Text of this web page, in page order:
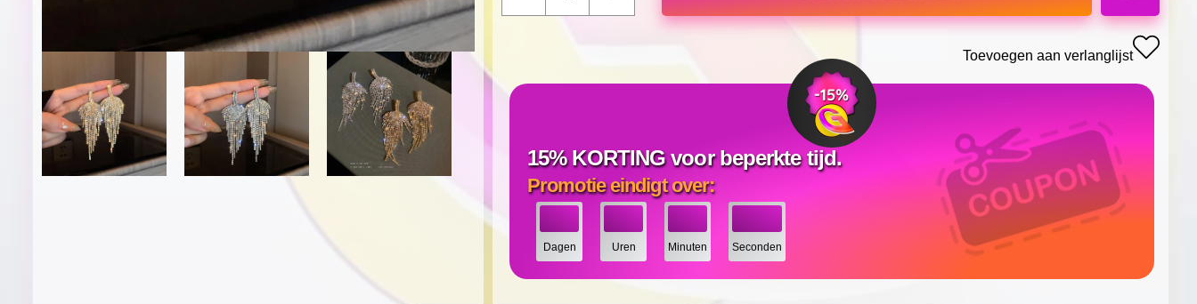
Toevoegen aan verlanglijst
15% KORTING voor beperkte tijd.
Promotie eindigt over:
Dagen Uren Minuten Seconden